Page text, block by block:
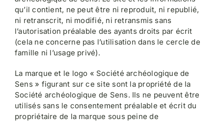
qu’il contient, ne peut être ni reproduit, ni republié,
ni retranscrit, ni modifié, ni retransmis sans
l’autorisation préalable des ayants droits par écrit
(cela ne concerne pas l’utilisation dans le cercle de
famille ni l’usage privé).
La marque et le logo « Société archéologique de
Sens » figurant sur ce site sont la propriété de la
Société archéologique de Sens. Ils ne peuvent être
utilisés sans le consentement préalable et écrit du
propriétaire de la marque sous peine de